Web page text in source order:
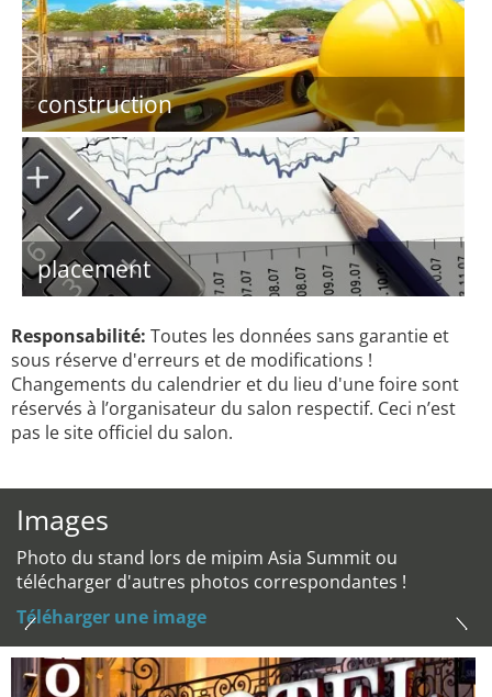
construction
placement
Responsabilité: Toutes les données sans garantie et
sous réserve d'erreurs et de modifications !
Changements du calendrier et du lieu d'une foire sont
réservés à l’organisateur du salon respectif. Ceci n’est
pas le site officiel du salon.
Images
Photo du stand lors de mipim Asia Summit ou
télécharger d'autres photos correspondantes !
Téléharger une image